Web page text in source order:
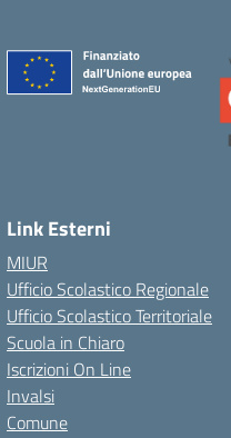
Link Esterni
MIUR
Ufficio Scolastico Regionale
Ufficio Scolastico Territoriale
Scuola in Chiaro
Iscrizioni On Line
Invalsi
Comune